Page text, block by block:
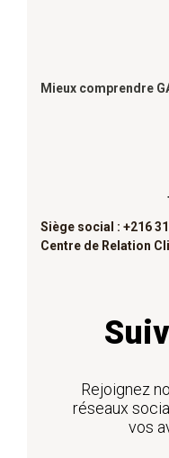
Mieux comprendre
Siège social : +216
Centre de Relation
Rejoignez
réseaux
vos